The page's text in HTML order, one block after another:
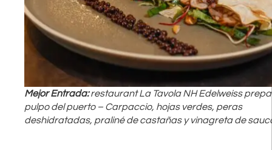
Mejor Entrada:restaurant La Tavola NH Edelweiss
pulpo del puerto – Carpaccio, hojas verdes, peras
deshidratadas, praliné de castañas y vinagreta de